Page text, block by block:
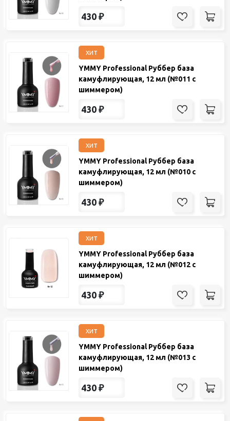
430 ₽
хит
YMMY Professional Руббер база
камуфлирующая, 12 мл (№011 с
шиммером)
430 ₽
хит
YMMY Professional Руббер база
камуфлирующая, 12 мл (№010 с
шиммером)
430 ₽
хит
YMMY Professional Руббер база
камуфлирующая, 12 мл (№012 с
шиммером)
430 ₽
хит
YMMY Professional Руббер база
камуфлирующая, 12 мл (№013 с
шиммером)
430 ₽